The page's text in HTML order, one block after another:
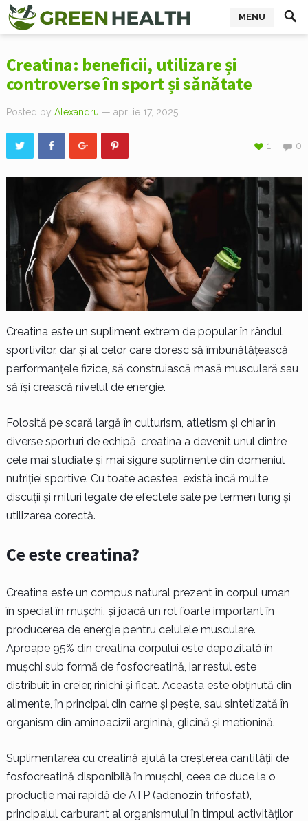
MENU
Creatina: beneficii, utilizare și
controverse în sport și sănătate
Posted by Alexandru — aprilie 17, 2025
0
1
Creatina este un supliment extrem de popular în rândul
sportivilor, dar și al celor care doresc să îmbunătățească
performanțele fizice, să construiască masă musculară sau
să își crească nivelul de energie.
Folosită pe scară largă în culturism, atletism și chiar în
diverse sporturi de echipă, creatina a devenit unul dintre
cele mai studiate și mai sigure suplimente din domeniul
nutriției sportive. Cu toate acestea, există încă multe
discuții și mituri legate de efectele sale pe termen lung și
utilizarea corectă.
Ce este creatina?
Creatina este un compus natural prezent în corpul uman,
în special în mușchi, și joacă un rol foarte important în
producerea de energie pentru celulele musculare.
Aproape 95% din creatina corpului este depozitată în
mușchi sub formă de fosfocreatină, iar restul este
distribuit în creier, rinichi și ficat. Aceasta este obținută din
alimente, în principal din carne și pește, sau sintetizată în
organism din aminoacizii arginină, glicină și metionină.
Suplimentarea cu creatină ajută la creșterea cantității de
fosfocreatină disponibilă în mușchi, ceea ce duce la o
producție mai rapidă de ATP (adenozin trifosfat),
principalul carburant al organismului în timpul activităților